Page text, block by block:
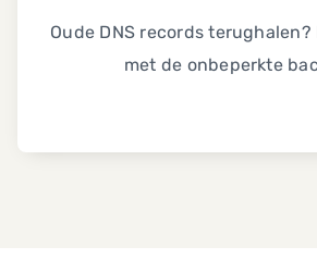
Oude DNS records
met de onbeperkte